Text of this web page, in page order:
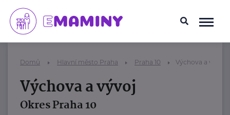
Domů Hlavní město Praha Praha 10 Výchova a vývoj
Výchova a vývoj
Okres Praha 10